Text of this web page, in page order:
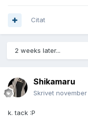
Citat
2 weeks later...
Shikamaru
Skrivet
k. tack :P